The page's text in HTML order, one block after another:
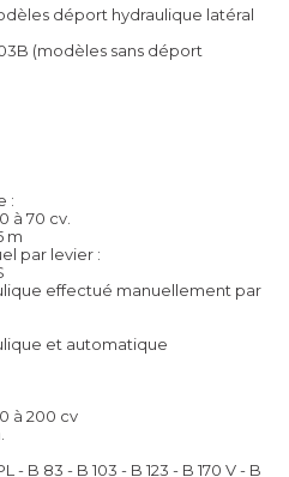
déport hydraulique latéral
(modèles sans déport
:
à 70 cv.
m
par levier :
effectué manuellement par
et automatique
à 200 cv
- B 83 - B 103 - B 123 - B 170 V - B